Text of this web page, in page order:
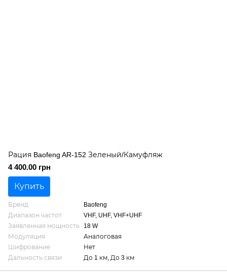
Рация Baofeng AR-152 Зеленый/Камуфляж
4 400.00 грн
Купить
Бренд
Baofeng
Диапазон частот
VHF, UHF, VHF+UHF
Заявленная мощность
18 W
Модуляция
Аналоговая
Шифрование
Нет
Дальность связи
До 1 км, До 3 км